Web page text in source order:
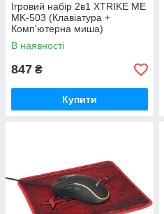
Ігровий набір 2в1 XTRIKE ME
MK-503 (Клавіатура +
Комп'ютерна миша)
В наявності
847 ₴
Купити